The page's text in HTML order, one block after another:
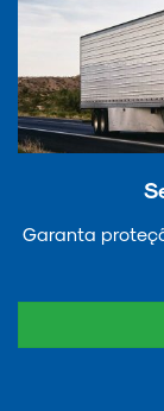
Garanta